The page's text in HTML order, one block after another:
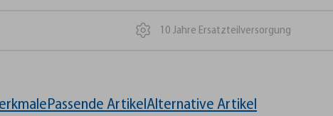
10 Jahre Ersatzteilversorgung
Passende ArtikelAlternative Artikel